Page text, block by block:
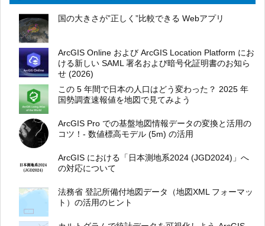
国の大きさが”正しく”比較できる Webアプリ
ArcGIS Online および ArcGIS Location Platform にお
ける新しい SAML 署名および暗号化証明書のお知ら
せ (2026)
この 5 年間で日本の人口はどう変わった？ 2025 年
国勢調査速報値を地図で見てみよう
ArcGIS Pro での基盤地図情報データの変換と活用の
コツ！- 数値標高モデル (5m) の活用
ArcGIS における「日本測地系2024 (JGD2024)」へ
の対応について
法務省 登記所備付地図データ（地図XML フォーマッ
ト）の活用のヒント